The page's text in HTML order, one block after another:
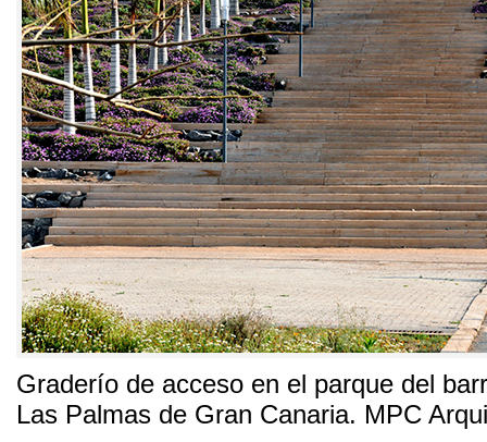
Graderío de acceso en el parque del
Las Palmas de Gran Canaria. MPC